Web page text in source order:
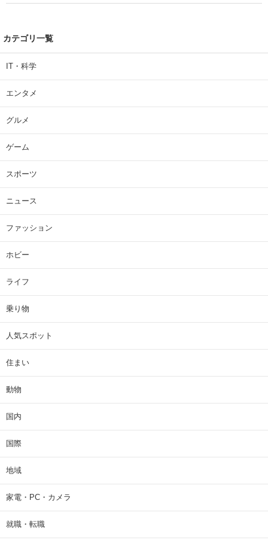
| 大学 ねとらぼリサーチ
カテゴリ一覧
IT・科学
エンタメ
グルメ
ゲーム
スポーツ
ニュース
ファッション
ホビー
ライフ
乗り物
人気スポット
住まい
動物
国内
国際
地域
家電・PC・カメラ
就職・転職